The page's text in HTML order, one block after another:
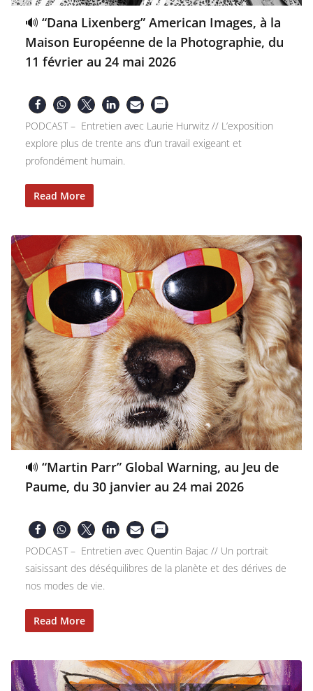
🔊 “Dana Lixenberg” American Images, à la
Maison Européenne de la Photographie, du
11 février au 24 mai 2026
PODCAST – Entretien avec Laurie Hurwitz // L’exposition
explore plus de trente ans d’un travail exigeant et
profondément humain.
Read More
🔊 “Martin Parr” Global Warning, au Jeu de
Paume, du 30 janvier au 24 mai 2026
PODCAST – Entretien avec Quentin Bajac // Un portrait
saisissant des déséquilibres de la planète et des dérives de
nos modes de vie.
Read More